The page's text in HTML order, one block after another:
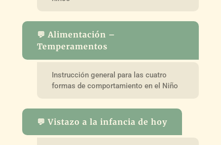
💬 Alimentación –
Temperamentos
Instrucción general para las cuatro
formas de comportamiento en el Niño
💬 Vistazo a la infancia de hoy